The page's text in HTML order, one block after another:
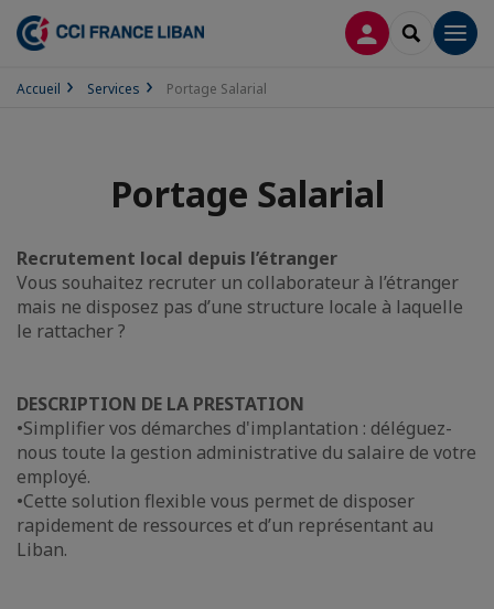
CONNEXION
Accueil Services Portage Salarial
Portage Salarial
Recrutement local depuis l’étranger
Vous souhaitez recruter un collaborateur à l’étranger
mais ne disposez pas d’une structure locale à laquelle
le rattacher ?
DESCRIPTION DE LA PRESTATION
•Simplifier vos démarches d'implantation : déléguez-
nous toute la gestion administrative du salaire de votre
employé.
•Cette solution flexible vous permet de disposer
rapidement de ressources et d’un représentant au
Liban.